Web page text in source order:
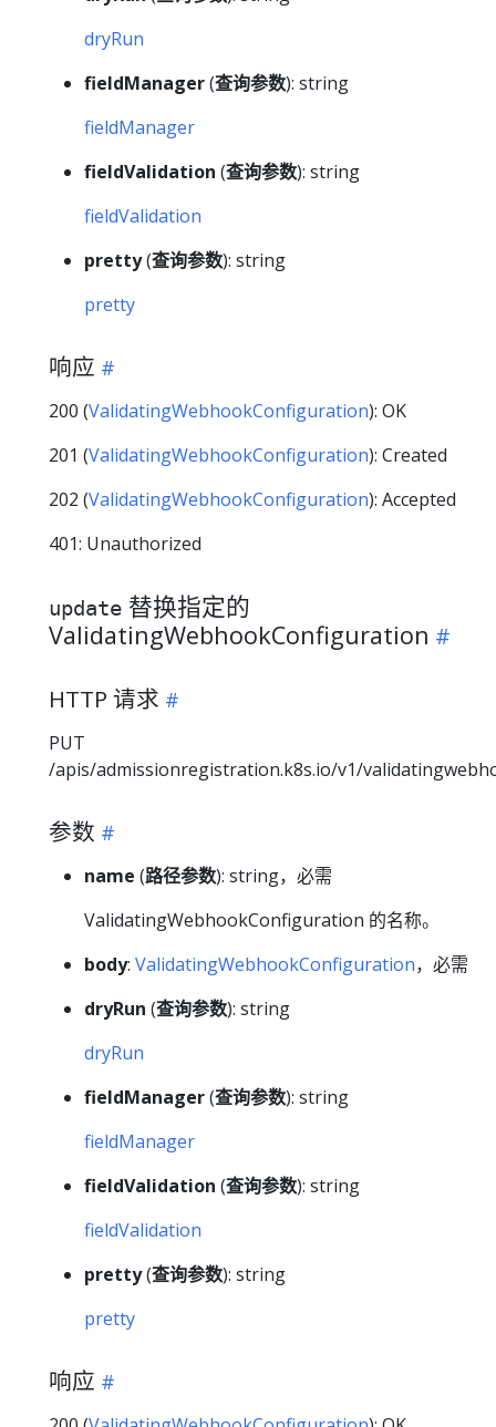
dryRun
fieldManager(查询参数): string
fieldManager
fieldValidation (查询参数): string
fieldValidation
pretty(查询参数): string
pretty
响应
200 (ValidatingWebhookConfiguration): OK
201 (ValidatingWebhookConfiguration): Created
202 (ValidatingWebhookConfiguration): Accepted
401: Unauthorized
update 替换指定的
ValidatingWebhookConfiguration
HTTP 请求
PUT
/apis/admissionregistration.k8s.io/v1/
参数
name (路径参数): string，必需
ValidatingWebhookConfiguration 的名称。
body: ValidatingWebhookConfiguration，必需
dryRun (查询参数): string
dryRun
fieldManager(查询参数): string
fieldManager
fieldValidation (查询参数): string
fieldValidation
pretty(查询参数): string
pretty
响应